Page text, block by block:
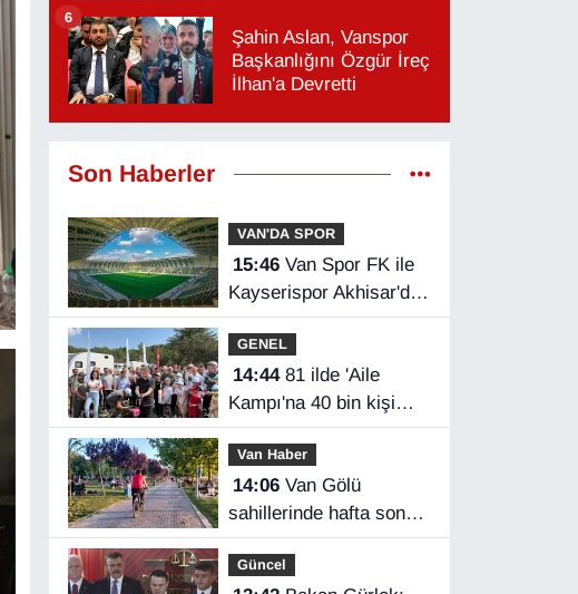
Şahin Aslan, Vanspor
Başkanlığını Özgür İreç
İlhan'a Devretti
6
Son Haberler
VAN'DA SPOR
15:46Van Spor FK ile
Kayserispor Akhisar'da
rakip
GENEL
14:4481 ilde 'Aile
Kampı'na 40 bin kişi
katıldı
Van Haber
14:06Van Gölü
sahillerinde hafta sonu
yoğunluğu
Güncel